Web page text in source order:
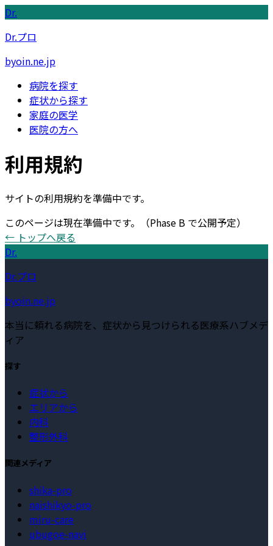
Dr.
Dr.プロ
byoin.ne.jp
病院を探す
症状から探す
家庭の医学
医院の方へ
利用規約
サイトの利用規約を準備中です。
このページは現在準備中です。
（Phase B で公開予定）
← トップへ戻る
Dr.
Dr.プロ
byoin.ne.jp
本当に頼れる病院を、症状から見つけられる医療系ハブメデ
ィア
探す
症状から
エリアから
内科
整形外科
関連メディア
shika-pro
naishikyo-pro
miru-care
ubugoe-navi